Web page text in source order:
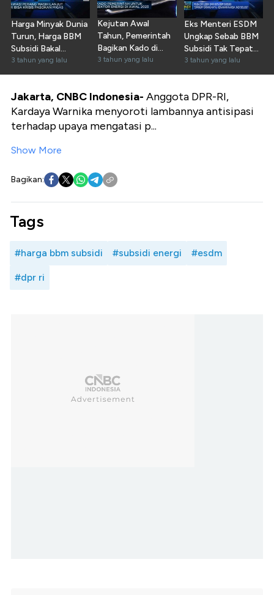
Harga Minyak Dunia
Turun, Harga BBM
Subsidi Bakal
Dipangkas?
3 tahun yang lalu
Kejutan Awal
Tahun, Pemerintah
Bagikan Kado di
Sektor Energi
3 tahun yang lalu
Eks Menteri ESDM
Ungkap Sebab BBM
Subsidi Tak Tepat
Sasaran
3 tahun yang lalu
Jakarta, CNBC Indonesia- Anggota DPR-RI,
Kardaya Warnika menyoroti lambannya antisipasi
terhadap upaya mengatasi p...
Show More
Bagikan:
Tags
#harga bbm subsidi #subsidi energi #esdm
#dpr ri